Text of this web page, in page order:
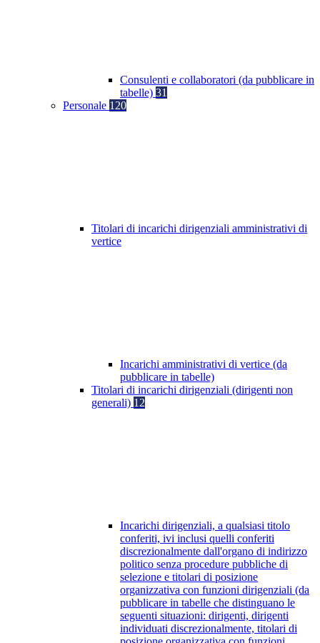
Consulenti e collaboratori (da pubblicare in
tabelle) 31
Personale 120
Titolari di incarichi dirigenziali amministrativi di
vertice
Incarichi amministrativi di vertice (da
pubblicare in tabelle)
Titolari di incarichi dirigenziali (dirigenti non
generali) 12
Incarichi dirigenziali, a qualsiasi titolo
conferiti, ivi inclusi quelli conferiti
discrezionalmente dall'organo di indirizzo
politico senza procedure pubbliche di
selezione e titolari di posizione
organizzativa con funzioni dirigenziali (da
pubblicare in tabelle che distinguano le
seguenti situazioni: dirigenti, dirigenti
individuati discrezionalmente, titolari di